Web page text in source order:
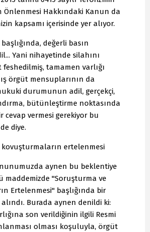
Önlenmesi Hakkındaki Kanun da
kapsamı içerisinde yer alıyor.
değerli basın
Yani nihayetinde silahını
feshedilmiş, tamamen varlığı
örgüt mensuplarının da
durumunun adil, gerçekçi,
bütünleştirme noktasında
vermesi gerekiyor bu
diye.
ertelenmesi
aynen bu beklentiye
maddemizde "Soruşturma ve
Ertelenmesi" başlığında bir
Burada aynen denildi ki:
son verildiğinin ilgili Resmi
olması koşuluyla, örgüt